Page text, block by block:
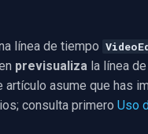
línea de tiempo
previsualiza la línea
artículo asume que has
consulta primero Uso